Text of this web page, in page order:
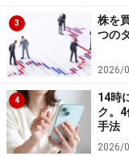
※記事内容は執筆時点
い。
本記事の内容は一般
商品や投資行動を推
投資や資産運用に関
行ってください。
掲載情報の正確性・
が、その内容を保証
などについて当社は
最新の情報や詳細に
3
株を
つの
2026/
4
14時
ク。
手法
2026/